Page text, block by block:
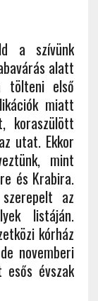
a szívünk
alatt
tölteni első
miatt
koraszülött
utat. Ekkor
mint
és Krabira.
az
listáján.
kórház
novemberi
évszak